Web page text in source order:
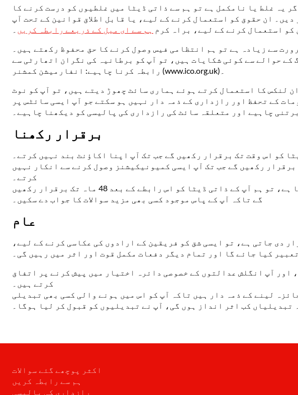
یہ غلط یا نامکمل ہے تو ہم سے ذاتی ڈیٹا میں غلطیوں کو درست کرنے کا
ان حقوق کو استعمال کرنے کے لیے، یا قابل اطلاق قوانین کے تحت آپ
استعمال کرنے کے لیے، براہ کرم ہم سے ای میل کے ذریعے رابطہ کریں
سے زیادہ ہے تو ہم انتظامی فیس وصول کرنے کا حق محفوظ رکھتے ہیں۔
حوالے سے کوئی شکایات ہیں، تو آپ کو برطانیہ کی نگران اتھارٹی سے
لنکس کا استعمال کرتے ہوئے ہماری سائٹ چھوڑ دیتے ہیں، تو آپ کو نوٹ
کے تحفظ اور رازداری کے ذمہ دار نہیں ہو سکتے جو آپ ایسی سائٹس پر
چاہیے اور متعلقہ سائٹ کی رازداری کی پالیسی کو دیکھنا چاہیے۔
برقرار رکھنا
کو اس وقت تک برقرار رکھیں گے جب تک آپ اپنا اکاؤنٹ بند نہیں کرتے۔
رکھیں گے جب تک آپ ایسی کمیونیکیشنز وصول کرنے سے انکار نہیں
کرتے۔
اگر آپ نے بصورت دیگر ہمارے ساتھ بکنگ کی ہے یا کسی سوال یا تبصرے کے ساتھ ہم سے رابطہ کیا ہے، تو ہم آپ کے ذاتی ڈیٹا کو اس رابطے کے بعد 48 ماہ تک برقرار رکھیں
گے تاکہ آپ کے پاس موجود کسی بھی مزید سوالات کا جواب دے سکیں۔
عام
دی جاتی ہے، تو ایسی شق کو فریقین کے ارادوں کی عکاسی کرنے کے لیے،
کیا جائے گا اور تمام دیگر دفعات مکمل قوت اور اثر میں رہیں گی۔
اور آپ انگلش عدالتوں کے خصوصی دائرہ اختیار میں پیش کرنے پر اتفاق
کرتے ہیں۔
لینے کے ذمہ دار ہیں تاکہ آپ کو اس میں ہونے والی کسی بھی تبدیلی
کب اثر انداز ہوں گی، آپ نے تبدیلیوں کو قبول کر لیا ہوگا۔
اکثر پوچھے گئے سوالات
ہم سے رابطہ کریں
رازداری کی پالیسی